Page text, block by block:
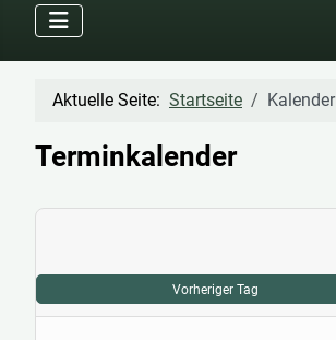
Aktuelle Seite: Startseite Kalender
Terminkalender
Vorheriger Tag